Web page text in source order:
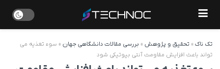
تک ناک» تحقیق و پژوهش » بررسی مقالات دانشگاهی جهان » سوء تغذیه می
تواند باعث افزایش مقاومت آنتی بیوتیکی شود